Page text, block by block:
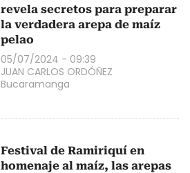
revela secretos para preparar
la verdadera arepa de maíz
pelao
05/07/2024 - 09:39
JUAN CARLOS ORDÓÑEZ
Bucaramanga
Festival de Ramiriquí en
homenaje al maíz, las arepas